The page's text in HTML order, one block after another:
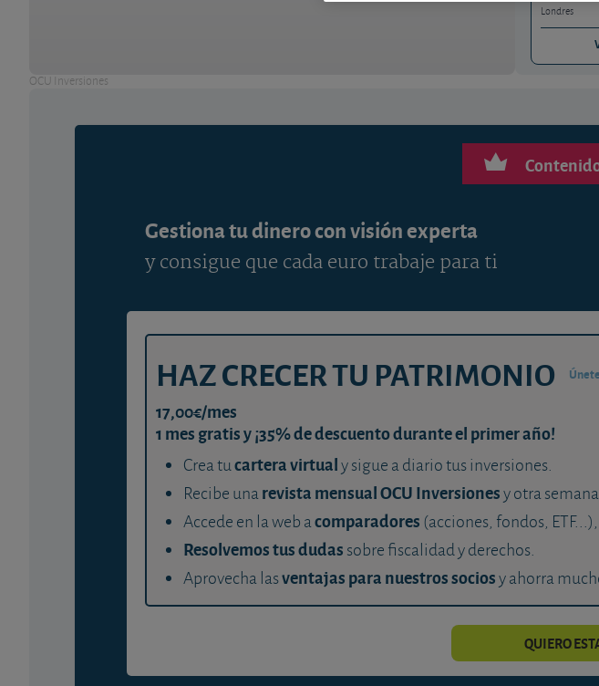
OCU Inversiones
Londres
Gestiona tu dinero con visión experta
y consigue que cada euro trabaje para ti
HAZ CRECER TU PATRIMONIO
17,00€/mes
1 mes gratis y ¡35% de descuento durante el primer año!
Crea tucartera virtualy sigue a diario tus inversiones.
Recibe unarevista mensual OCU Inversionesy otra
Accede en la web acomparadores (acciones, fondos, ETF...),
Resolvemos tus dudas sobre fiscalidad y derechos.
Aprovecha lasventajas para nuestros sociosy ahorra
QUIERO